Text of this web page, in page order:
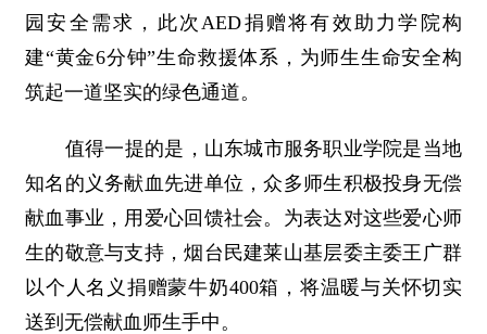
园安全需求，此次AED捐赠将有效助力学院构
建“黄金6分钟”生命救援体系，为师生生命安全构
筑起一道坚实的绿色通道。
值得一提的是，山东城市服务职业学院是当地
知名的义务献血先进单位，众多师生积极投身无偿
献血事业，用爱心回馈社会。为表达对这些爱心师
生的敬意与支持，烟台民建莱山基层委主委王广群
以个人名义捐赠蒙牛奶400箱，将温暖与关怀切实
送到无偿献血师生手中。